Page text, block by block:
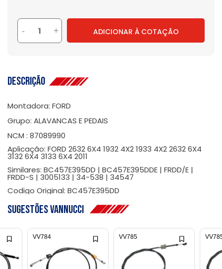
- + ADICIONAR À COTAÇÃO
Descrição
Montadora: FORD
Grupo: ALAVANCAS E PEDAIS
NCM : 87089990
Aplicação: FORD 2632 6X4 1932 4X2 1933 4X2 2632 6X4
3132 6X4 3133 6X4 2011
Similares: BC457E395DD | BC457E395DDE | FRDD/E |
FRDD-S | 3005133 | 34-538 | 34547
Codigo Original: BC457E395DD
Sugestões Vannucci
VV784 VV785